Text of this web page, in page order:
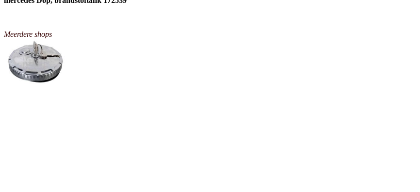
Meerdere shops